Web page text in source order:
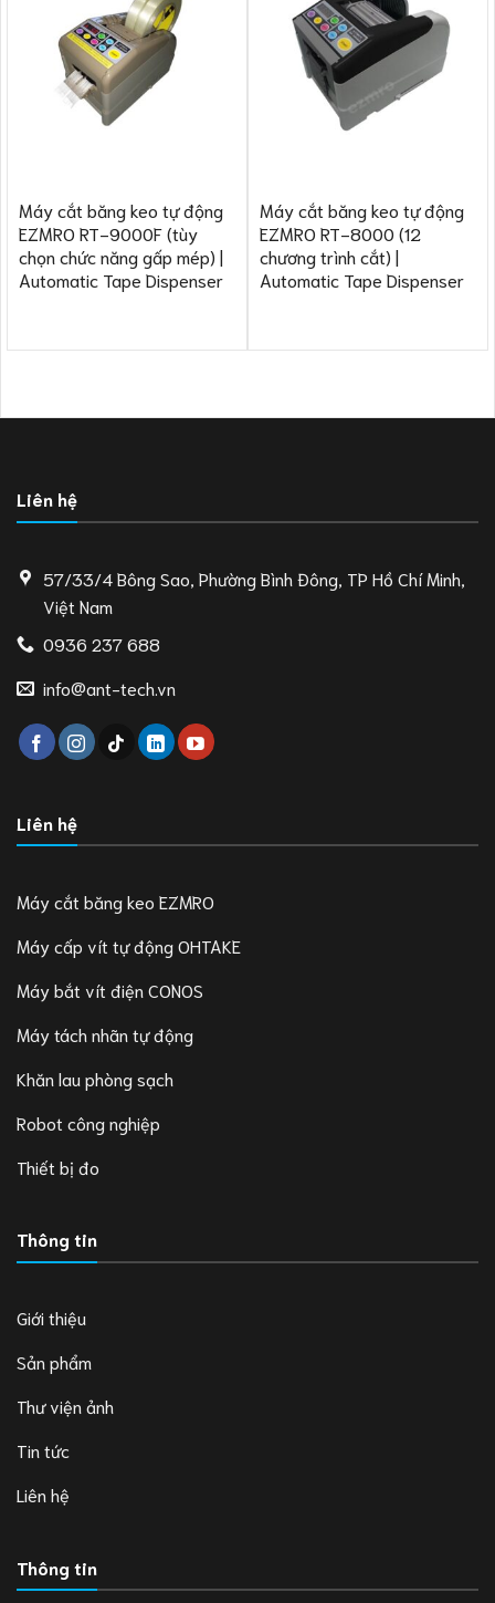
Máy cắt băng keo tự động
EZMRO RT-9000F (tùy
chọn chức năng gấp mép) |
Automatic Tape Dispenser
Máy cắt băng keo tự động
EZMRO RT-8000 (12
chương trình cắt) |
Automatic Tape Dispenser
Liên hệ
57/33/4 Bông Sao, Phường Bình Đông, TP Hồ Chí Minh,
Việt Nam
0936 237 688
info@ant-tech.vn
Liên hệ
Máy cắt băng keo EZMRO
Máy cấp vít tự động OHTAKE
Máy bắt vít điện CONOS
Máy tách nhãn tự động
Khăn lau phòng sạch
Robot công nghiệp
Thiết bị đo
Thông tin
Giới thiệu
Sản phẩm
Thư viện ảnh
Tin tức
Liên hệ
Thông tin